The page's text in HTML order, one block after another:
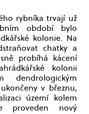
rybníka trvají už
období bylo
kolonie. Na
chatky a
probíhá kácení
kolonii
v březnu,
území kolem
proveden nový